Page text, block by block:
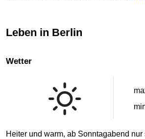
Leben in Berlin
Wetter
Heiter und warm, ab Sonntagabend